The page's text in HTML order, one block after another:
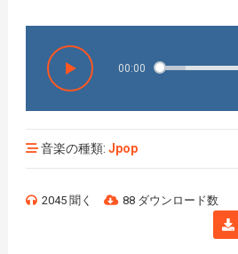
00:00
音楽の種類: Jpop
2045 聞く 88 ダウンロード数